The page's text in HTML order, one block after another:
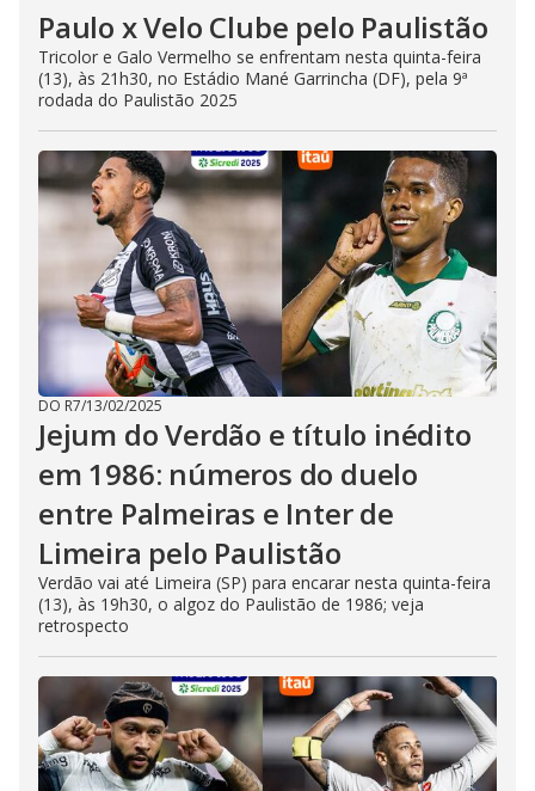
Paulo x Velo Clube pelo Paulistão
Tricolor e Galo Vermelho se enfrentam nesta quinta-feira
(13), às 21h30, no Estádio Mané Garrincha (DF), pela 9ª
rodada do Paulistão 2025
DO R7/13/02/2025
Jejum do Verdão e título inédito
em 1986: números do duelo
entre Palmeiras e Inter de
Limeira pelo Paulistão
Verdão vai até Limeira (SP) para encarar nesta quinta-feira
(13), às 19h30, o algoz do Paulistão de 1986; veja
retrospecto